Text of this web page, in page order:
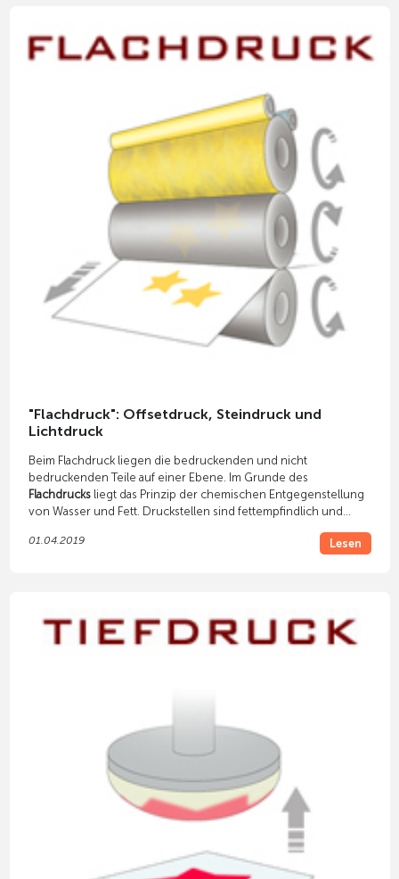
"Flachdruck": Offsetdruck, Steindruck und
Lichtdruck
Beim Flachdruck liegen die bedruckenden und nicht
bedruckenden Teile auf einer Ebene. Im Grunde des
Flachdrucksliegt das Prinzip der chemischen Entgegenstellung
von Wasser und Fett. Druckstellen sind fettempfindlich und
sie Farbe abstoßen.
01.04.2019 Lesen